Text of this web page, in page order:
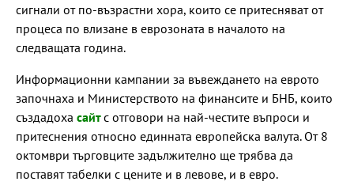
сигнали от по-възрастни хора, които се притесняват от
процеса по влизане в еврозоната в началото на
следващата година.
Информационни кампании за въвеждането на еврото
започнаха и Министерството на финансите и БНБ, които
създадоха сайтс отговори на най-честите въпроси и
притеснения относно единната европейска валута. От 8
октомври търговците задължително ще трябва да
поставят табелки с цените и в левове, и в евро.